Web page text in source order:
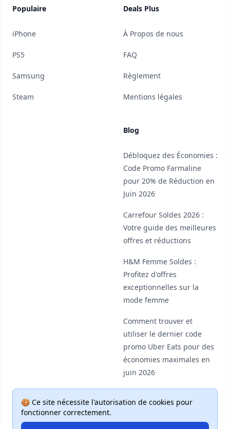
🍪 Ce site nécessite l'autorisation de cookies pour
fonctionner correctement.
Populaire
iPhone
PS5
Samsung
Steam
Deals Plus
À Propos de nous
FAQ
Règlement
Mentions légales
Blog
Débloquez des Économies :
Code Promo Farmaline
pour 20% de Réduction en
Juin 2026
Carrefour Soldes 2026 :
Votre guide des meilleures
offres et réductions
H&M Femme Soldes :
Profitez d'offres
exceptionnelles sur la
mode femme
Comment trouver et
utiliser le dernier code
promo Uber Eats pour des
économies maximales en
juin 2026